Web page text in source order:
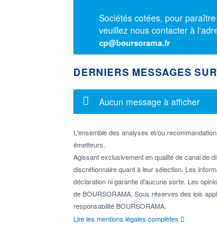
Sociétés cotées, pour
veuillez nous contacter à
cp@boursorama.fr
DERNIERS MESSAGES
Message d'information
Aucun message à afficher
L'ensemble des analyses et/ou
émetteurs.
Agissant exclusivement en qualité de canal de
discrétionnaire quant à leur sélection. Les
déclaration ni garantie d'aucune sorte. Les
de BOURSORAMA. Sous réserves des lois
responsabilité BOURSORAMA.
Lire les mentions légales complètes